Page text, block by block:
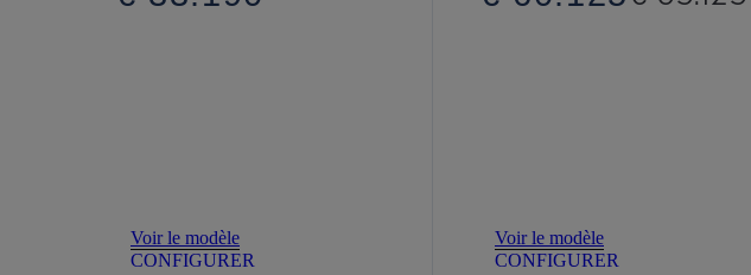
Voir le modèle
CONFIGURER
Voir le modèle
CONFIGURER